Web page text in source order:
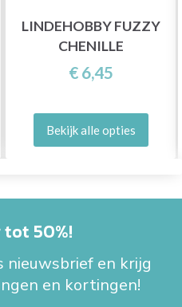
LINDEHOBBY FUZZY
CHENILLE
€ 6,45
Bekijk alle opties
tot 50%!
nieuwsbrief en krijg
en kortingen!